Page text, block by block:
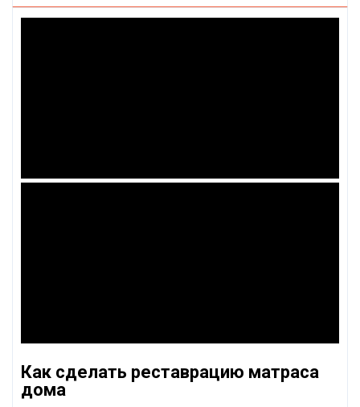
Как сделать реставрацию матраса
дома